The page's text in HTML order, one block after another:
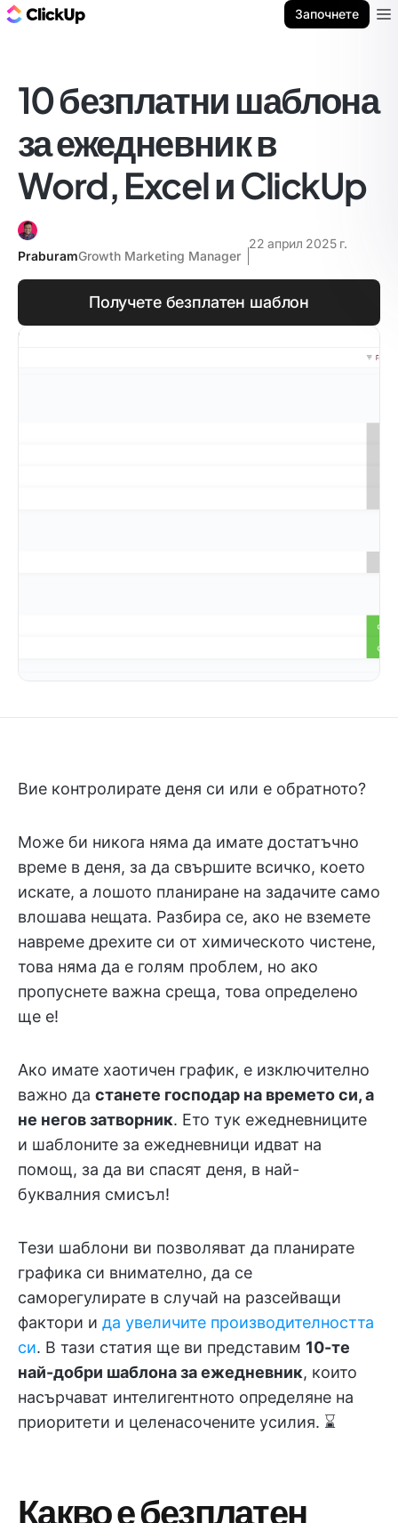
Започнете
10 безплатни шаблона
за ежедневник в
Word, Excel и ClickUp
PraburamGrowth Marketing Manager
22 април 2025 г.
Получете безплатен шаблон
Вие контролирате деня си или е обратното?
Може би никога няма да имате достатъчно
време в деня, за да свършите всичко, което
искате, а лошото планиране на задачите само
влошава нещата. Разбира се, ако не вземете
навреме дрехите си от химическото чистене,
това няма да е голям проблем, но ако
пропуснете важна среща, това определено
ще е!
Ако имате хаотичен график, е изключително
важно да станете господар на времето си, а
не негов затворник. Ето тук ежедневниците
и шаблоните за ежедневници идват на
помощ, за да ви спасят деня, в най-
буквалния смисъл!
Тези шаблони ви позволяват да планирате
графика си внимателно, да се
саморегулирате в случай на разсейващи
фактори и да увеличите производителността
си. В тази статия ще ви представим 10-те
най-добри шаблона за ежедневник, които
насърчават интелигентното определяне на
приоритети и целенасочените усилия. ⌛
Какво е безплатен